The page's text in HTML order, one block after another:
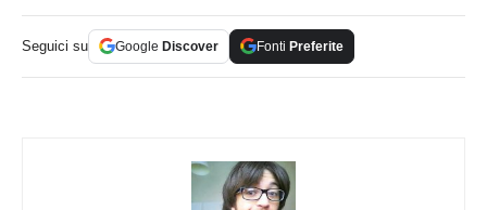
Seguici su Google Discover Fonti Preferite